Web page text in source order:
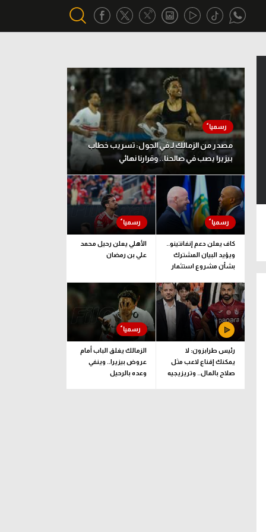
أقسام خاصة
Gamers
ميركاتو
تحقيق في الجول
تقرير في الجول
تحليل في الجول
حكايات في الجول
كويز في الجول
فيديو في الجول
مصدر من الزمالك لـ في الجول: تسريب خطاب
بيزيرا يصب في صالحنا.. وقرارنا نهائي
كاف يعلن دعم إنفانتينو..
ويؤيد البيان المشترك
بشأن مشروع استثمار
الأهلي يعلن رحيل محمد
علي بن رمضان
رئيس طرابزون: لا
يمكنك إقناع لاعب مثل
صلاح بالمال.. وتريزيجيه
الزمالك يغلق الباب أمام
عروض بيزيرا.. وينفي
وعده بالرحيل